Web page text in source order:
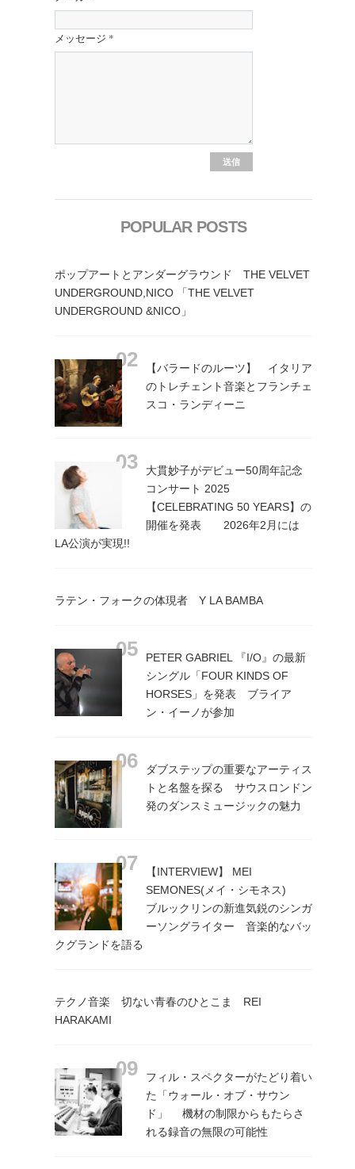
メッセージ *
POPULAR POSTS
ポップアートとアンダーグラウンド THE VELVET
UNDERGROUND,NICO 「THE VELVET
UNDERGROUND &NICO」
【バラードのルーツ】 イタリア
のトレチェント音楽とフランチェ
スコ・ランディーニ
大貫妙子がデビュー50周年記念
コンサート 2025
【CELEBRATING 50 YEARS】の
開催を発表 2026年2月には
LA公演が実現!!
ラテン・フォークの体現者 Y LA BAMBA
PETER GABRIEL 『I/O』の最新
シングル「FOUR KINDS OF
HORSES」を発表 ブライア
ン・イーノが参加
ダブステップの重要なアーティス
トと名盤を探る サウスロンドン
発のダンスミュージックの魅力
【INTERVIEW】 MEI
SEMONES(メイ・シモネス)
ブルックリンの新進気鋭のシンガ
ーソングライター 音楽的なバッ
クグランドを語る
テクノ音楽 切ない青春のひとこま REI
HARAKAMI
フィル・スペクターがたどり着い
た「ウォール・オブ・サウン
ド」 機材の制限からもたらさ
れる録音の無限の可能性